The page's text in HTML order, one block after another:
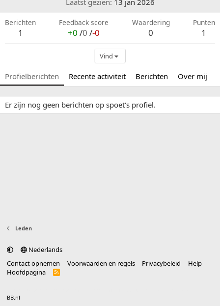
Laatst gezien 13 jan 2026
Berichten
1
Feedback score
+0 /0 /-0
Waardering
0
Punten
1
Vind
Profielberichten Recente activiteit Berichten Over mij
Er zijn nog geen berichten op spoet's profiel.
Leden
Nederlands
Contact opnemen
Voorwaarden en regels Privacybeleid
Help
Hoofdpagina
R
BB.nl